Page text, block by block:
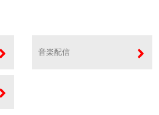
音楽配信